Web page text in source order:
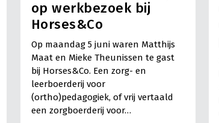
op werkbezoek bij
Horses&Co
Op maandag 5 juni waren Matthijs
Maat en Mieke Theunissen te gast
bij Horses&Co. Een zorg- en
leerboerderij voor
(ortho)pedagogiek, of vrij vertaald
een zorgboerderij voor…